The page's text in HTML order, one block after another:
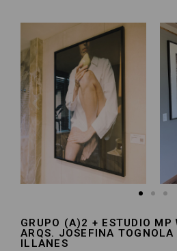
GRUPO (A)2 + ESTUDIO MP
ARQS. JOSEFINA
ILLANES​